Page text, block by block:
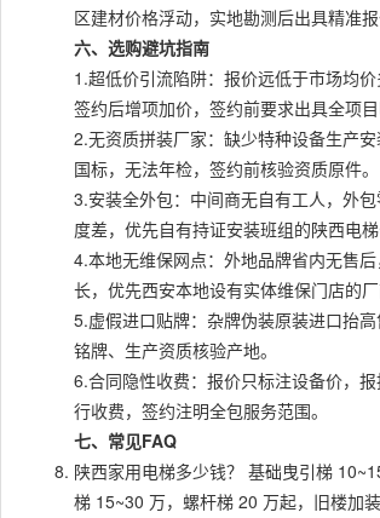
区建材价格浮动，实地勘测后出具精准报
六、选购避坑指南
1.超低价引流陷阱：报价远低于市场均价
签约后增项加价，签约前要求出具全项目
2.无资质拼装厂家：缺少特种设备生产
国标，无法年检，签约前核验资质原件。
3.安装全外包：中间商无自有工人，外
度差，优先自有持证安装班组的陕西电梯
4.本地无维保网点：外地品牌省内无售
长，优先西安本地设有实体维保门店的厂
5.虚假进口贴牌：杂牌伪装原装进口抬
铭牌、生产资质核验产地。
6.合同隐性收费：报价只标注设备价，
行收费，签约注明全包服务范围。
七、常见FAQ
陕西家用电梯多少钱？ 基础曳引梯
梯 15~30 万，螺杆梯 20 万起，旧楼加